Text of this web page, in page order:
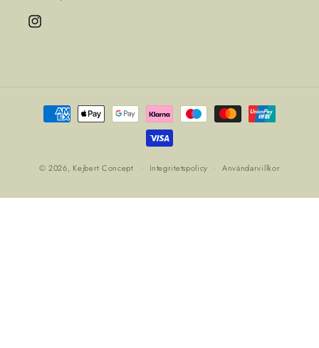
Instagram
Betalningsmetoder
© 2026, Kejbert Concept Integritetspolicy Användarvillkor